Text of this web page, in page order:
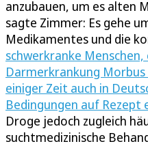
anzubauen, um es alten
sagte Zimmer: Es gehe
Medikamentes und die
schwerkranke
Darmerkrankung
einiger Zeit auch in
Bedingungen auf Rezept
Droge jedoch zugleich
suchtmedizinische